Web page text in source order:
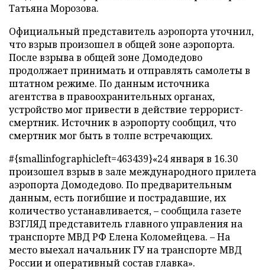
Татьяна Морозова.
Официальный представитель аэропорта уточнил,
что взрыв произошел в общей зоне аэропорта.
После взрыва в общей зоне Домодедово
продолжает принимать и отправлять самолеты в
штатном режиме. По данным источника
агентства в правоохранительных органах,
устройство мог привести в действие террорист-
смертник. Источник в аэропорту сообщил, что
смертник мог быть в толпе встречающих.
#{smallinfographicleft=463439}«24 января в 16.30
произошел взрыв в зале международного прилета
аэропорта Домодедово. По предварительным
данным, есть погибшие и пострадавшие, их
количество устанавливается, – сообщила газете
ВЗГЛЯД представитель главного управления на
транспорте МВД РФ Елена Коломейцева. – На
место выехал начальник ГУ на транспорте МВД
России и оперативный состав главка».